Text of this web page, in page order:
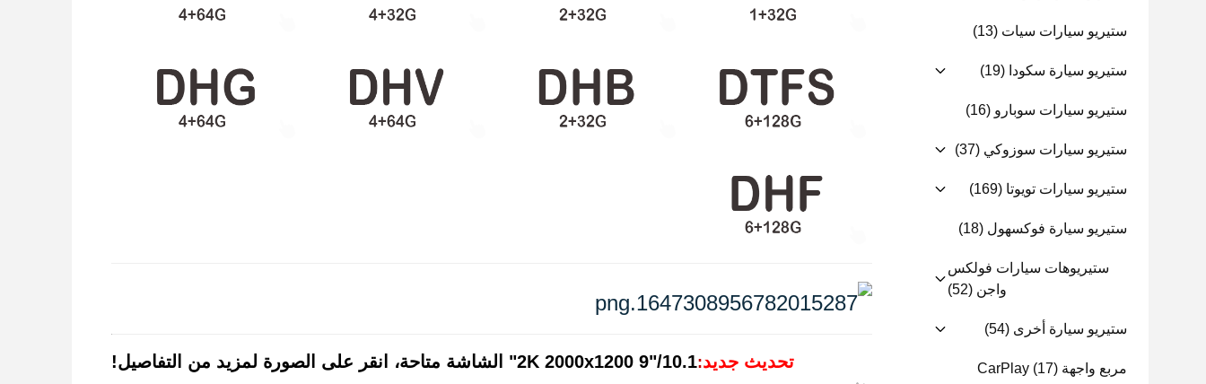
ستيريو سيارات سيات (13)
ستيريو سيارة سكودا (19)
ستيريو سيارات سوبارو (16)
ستيريو سيارات سوزوكي (37)
ستيريو سيارات تويوتا (169)
ستيريو سيارة فوكسهول (18)
ستيريوهات سيارات فولكس
واجن (52)
ستيريو سيارة أخرى (54)
مربع واجهة CarPlay (17) تحديث جديد:2K 2000x1200 9"/10.1" الشاشة متاحة، انقر على الصورة لمزيد من التفاصيل!